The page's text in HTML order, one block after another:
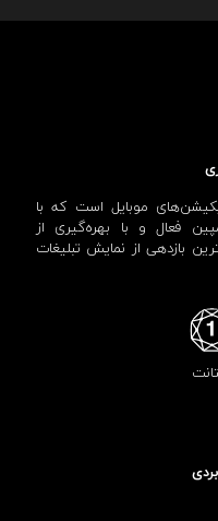
موبایل است که با
فعال و با بهره‌گیری از
بازدهی از نمایش تبلیغات